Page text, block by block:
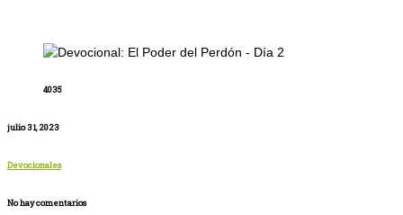
4035
julio 31, 2023
Devocionales
No hay comentarios